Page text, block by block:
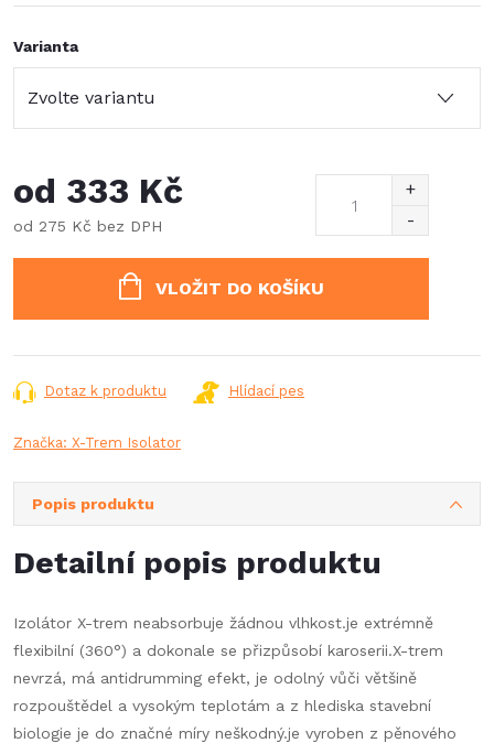
Varianta
od 333 Kč
od 275 Kč bez DPH
VLOŽIT DO KOŠÍKU
Dotaz k produktu Hlídací pes
Značka: X-Trem Isolator
Popis produktu
Detailní popis produktu
Izolátor X-trem neabsorbuje žádnou vlhkost.je extrémně
flexibilní (360°) a dokonale se přizpůsobí karoserii.X-trem
nevrzá, má antidrumming efekt, je odolný vůči většině
rozpouštědel a vysokým teplotám a z hlediska stavební
biologie je do značné míry neškodný.je vyroben z pěnového